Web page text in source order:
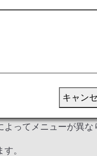
ってメニューが異な
。
キャン